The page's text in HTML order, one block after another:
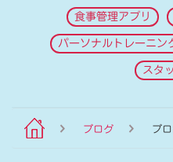
食事管理アプリ
パーソナルトレーニン
スタ
ブログ ブ